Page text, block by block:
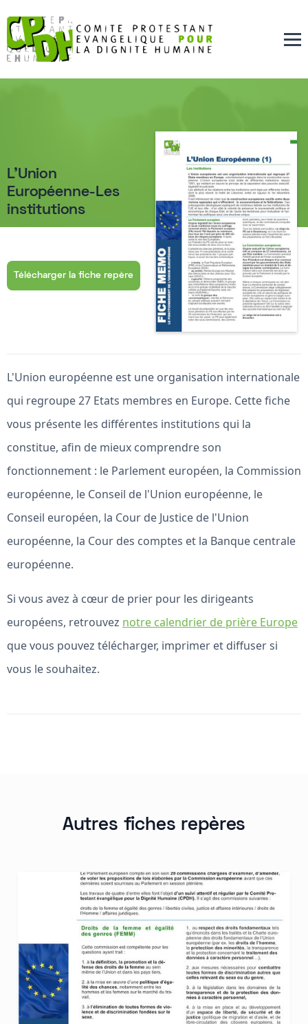
L'Union
Européenne-Les
institutions
Télécharger la fiche repère
L'Union européenne est une organisation internationale
qui regroupe 27 Etats membres en Europe. Cette fiche
vous présente les différentes institutions qui la
constitue, afin de mieux comprendre son
fonctionnement : le Parlement européen, la Commission
européenne, le Conseil de l'Union européenne, le
Conseil européen, la Cour de Justice de l'Union
européenne, la Cour des comptes et la Banque centrale
européenne.
Si vous avez à cœur de prier pour les dirigeants
européens, retrouvez notre calendrier de prière Europe
que vous pouvez télécharger, imprimer et diffuser si
vous le souhaitez.
Autres fiches repères